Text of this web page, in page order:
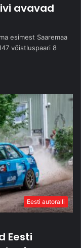
avavad
esimest Saaremaa
võistluspaari 8
Eesti autoralli
Eesti